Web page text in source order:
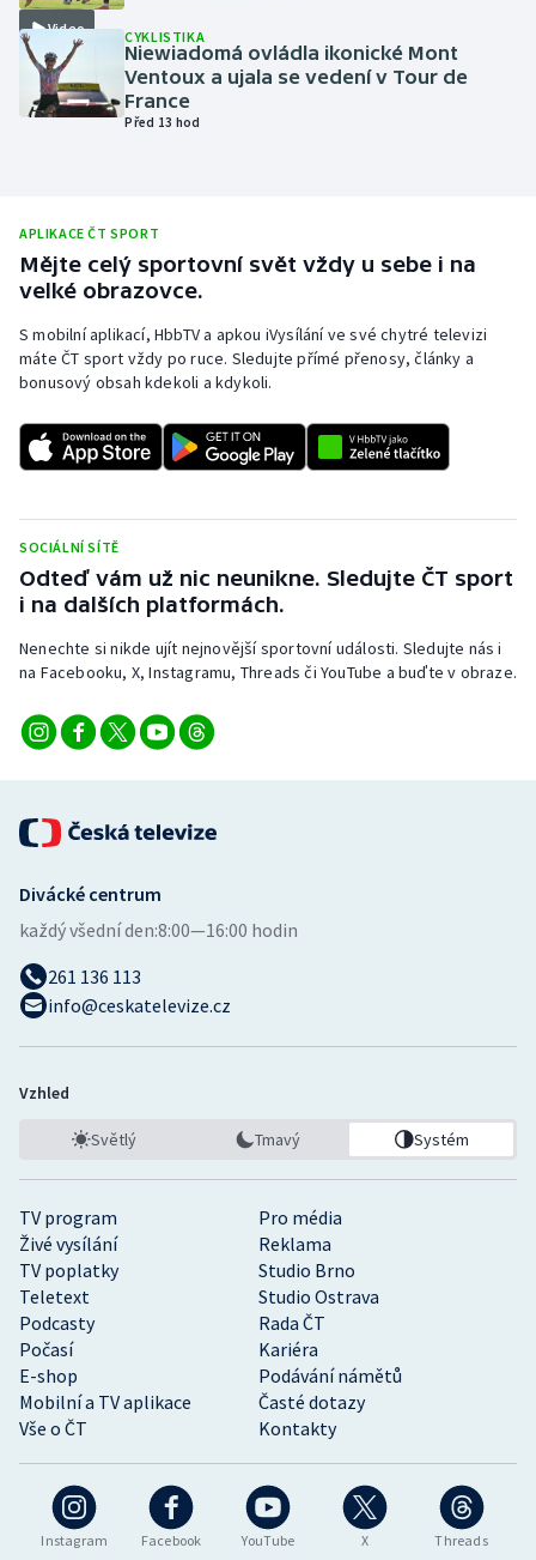
Parasport
Plavání
Rychlobruslení
Rychlostní kanoistika
Short track
Sportovní střelba
Veslování
Vodní slalom
Volejbal
Video CYKLISTIKA
Niewiadomá ovládla ikonické Mont
Ventoux a ujala se vedení v Tour de
France
Před 13 hod
APLIKACE ČT SPORT
Mějte celý sportovní svět vždy u sebe i na
velké obrazovce.
S mobilní aplikací, HbbTV a apkou iVysílání ve své chytré televizi
máte ČT sport vždy po ruce. Sledujte přímé přenosy, články a
bonusový obsah kdekoli a kdykoli.
SOCIÁLNÍ SÍTĚ
Odteď vám už nic neunikne. Sledujte ČT sport
i na dalších platformách.
Nenechte si nikde ujít nejnovější sportovní události. Sledujte nás i
na Facebooku, X, Instagramu, Threads či YouTube a buďte v obraze.
Instagram Facebook YouTube X Threads
TV program
Pro média
Živé vysílání
Reklama
TV poplatky
Studio Brno
Teletext
Studio Ostrava
Podcasty
Rada ČT
Počasí
Kariéra
E-shop
Podávání námětů
Mobilní a TV aplikace
Časté dotazy
Vše o ČT
Kontakty
Divácké centrum
každý všední den:8:00—16:00 hodin
261 136 113
info@ceskatelevize.cz
Vzhled
Světlý Tmavý Systém